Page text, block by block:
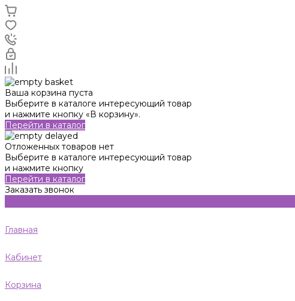
Ваша корзина пуста
Выберите в каталоге интересующий товар
и нажмите кнопку «В корзину».
Перейти в каталог
Отложенных товаров нет
Выберите в каталоге интересующий товар
и нажмите кнопку
Перейти в каталог
Заказать звонок
Главная
Кабинет
Корзина